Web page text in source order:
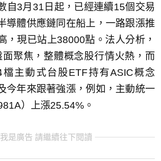
自3月31日起，已經連續15個交易
導體供應鏈同在船上，一路跟漲推
，現已站上38000點。法人分析，
面聚焦，整體概念股行情火熱，而
檔主動式台股ETF持有ASIC概念
今年來跟著強漲，例如，主動統一
）上漲25.54%。
我是廣告 請繼續往下閱讀